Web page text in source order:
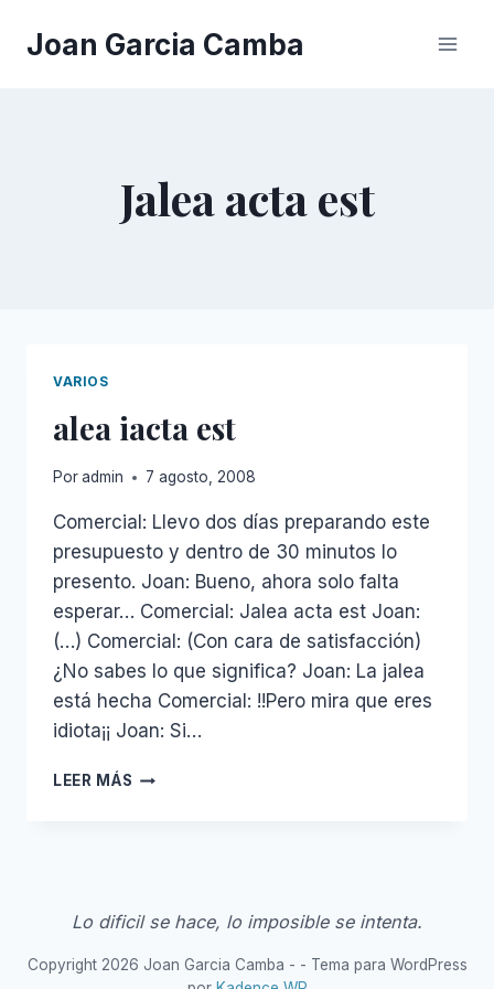
Joan Garcia Camba
Jalea acta est
VARIOS
alea iacta est
Poradmin 7 agosto, 2008
Comercial: Llevo dos días preparando este
presupuesto y dentro de 30 minutos lo
presento. Joan: Bueno, ahora solo falta
esperar… Comercial: Jalea acta est Joan:
(…) Comercial: (Con cara de satisfacción)
¿No sabes lo que significa? Joan: La jalea
está hecha Comercial: !!Pero mira que eres
idiota¡¡ Joan: Si…
LEER MÁS ALEA
Lo dificil se hace, lo imposible se intenta.
Copyright 2026 Joan Garcia Camba - - Tema para WordPress